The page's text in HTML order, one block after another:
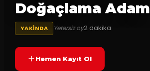
Doğaçlama Adam
YAKINDA Yetersiz oy2 dakika
Hemen Kayıt Ol